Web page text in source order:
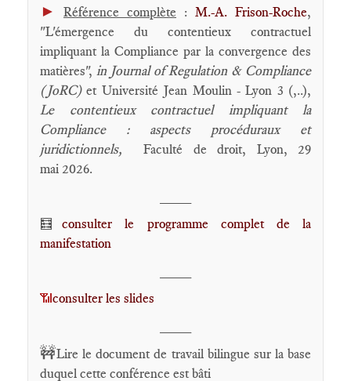
► Référence complète : M.-A. Frison-Roche,
"L'émergence du contentieux contractuel
impliquant la Compliance par la convergence des
matières", in Journal of Regulation & Compliance
(JoRC)et Université Jean Moulin - Lyon 3 (,..),
Le
contentieux contractuel impliquant la
Compliance : aspects procéduraux et
juridictionnels,
Faculté de droit, Lyon, 29
mai 2026.
🧮consulter le programme complet de la
manifestation
📶consulter les slides
🚧Lire le document de travail bilingue sur la base
duquel cette conférence est bâti